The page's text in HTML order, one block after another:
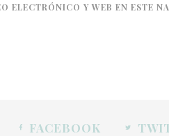
ELECTRÓNICO Y WEB EN ESTE
FACEBOOK